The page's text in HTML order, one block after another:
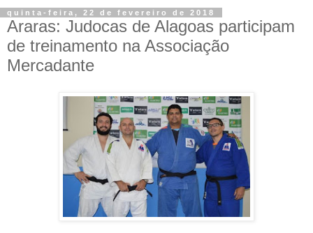
quinta-feira, 22 de fevereiro de 2018
Araras: Judocas de Alagoas participam
de treinamento na Associação
Mercadante